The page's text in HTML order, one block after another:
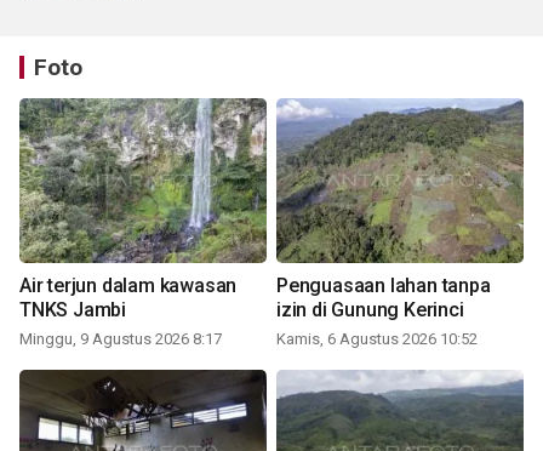
Foto
Air terjun dalam kawasan
TNKS Jambi
Minggu, 9 Agustus 2026 8:17
Penguasaan lahan tanpa
izin di Gunung Kerinci
Kamis, 6 Agustus 2026 10:52